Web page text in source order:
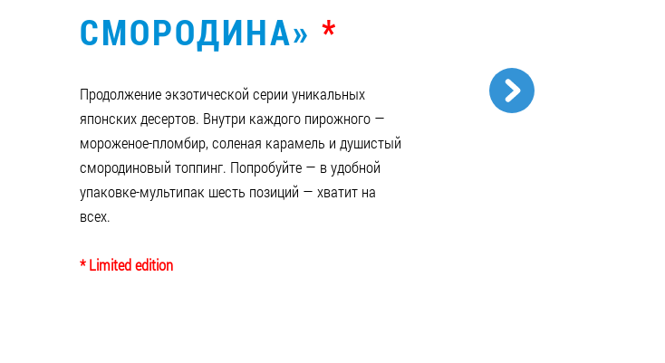
СМОРОДИНА» *
Продолжение экзотической серии уникальных
японских десертов. Внутри каждого пирожного —
мороженое-пломбир, соленая карамель и душистый
смородиновый топпинг. Попробуйте — в удобной
упаковке-мультипак шесть позиций — хватит на
всех.
* Limited edition